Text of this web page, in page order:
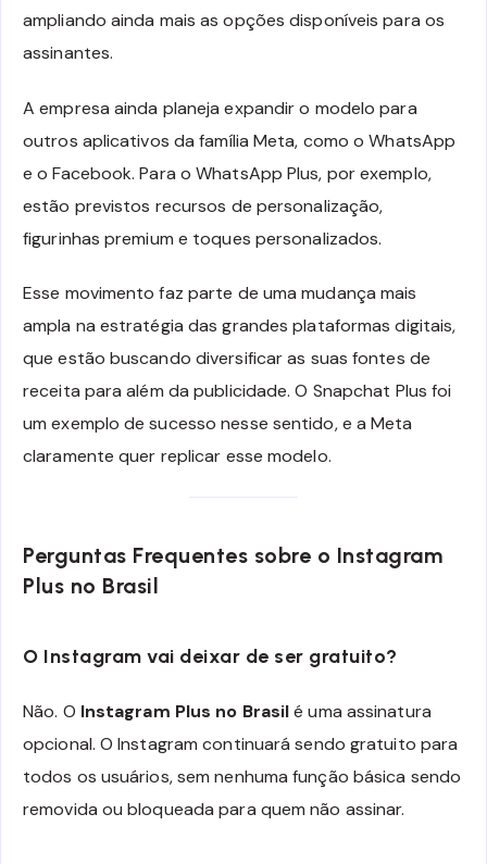
ampliando ainda mais as opções disponíveis para os
assinantes.
A empresa ainda planeja expandir o modelo para
outros aplicativos da família Meta, como o WhatsApp
e o Facebook. Para o WhatsApp Plus, por exemplo,
estão previstos recursos de personalização,
figurinhas premium e toques personalizados.
Esse movimento faz parte de uma mudança mais
ampla na estratégia das grandes plataformas digitais,
que estão buscando diversificar as suas fontes de
receita para além da publicidade. O Snapchat Plus foi
um exemplo de sucesso nesse sentido, e a Meta
claramente quer replicar esse modelo.
Perguntas Frequentes sobre o Instagram
Plus no Brasil
O Instagram vai deixar de ser gratuito?
Não. O Instagram Plus no Brasilé uma assinatura
opcional. O Instagram continuará sendo gratuito para
todos os usuários, sem nenhuma função básica sendo
removida ou bloqueada para quem não assinar.